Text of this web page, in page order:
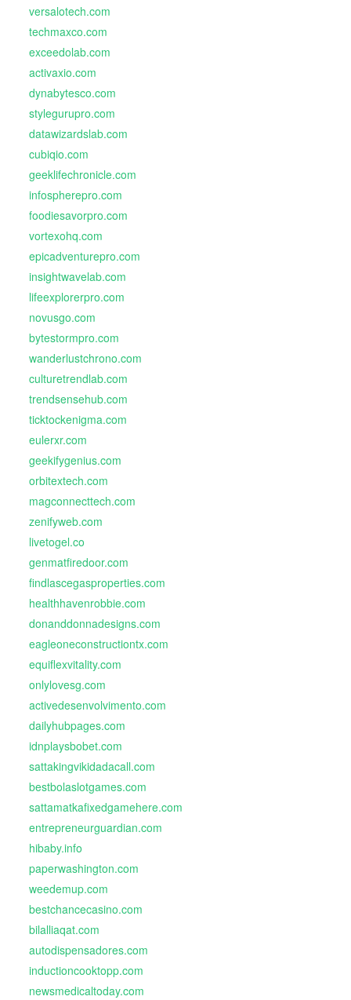
versalotech.com
techmaxco.com
exceedolab.com
activaxio.com
dynabytesco.com
stylegurupro.com
datawizardslab.com
cubiqio.com
geeklifechronicle.com
infospherepro.com
foodiesavorpro.com
vortexohq.com
epicadventurepro.com
insightwavelab.com
lifeexplorerpro.com
novusgo.com
bytestormpro.com
wanderlustchrono.com
culturetrendlab.com
trendsensehub.com
ticktockenigma.com
eulerxr.com
geekifygenius.com
orbitextech.com
magconnecttech.com
zenifyweb.com
livetogel.co
genmatfiredoor.com
findlascegasproperties.com
healthhavenrobbie.com
donanddonnadesigns.com
eagleoneconstructiontx.com
equiflexvitality.com
onlylovesg.com
activedesenvolvimento.com
dailyhubpages.com
idnplaysbobet.com
sattakingvikidadacall.com
bestbolaslotgames.com
sattamatkafixedgamehere.com
entrepreneurguardian.com
hibaby.info
paperwashington.com
weedemup.com
bestchancecasino.com
bilalliaqat.com
autodispensadores.com
inductioncooktopp.com
newsmedicaltoday.com